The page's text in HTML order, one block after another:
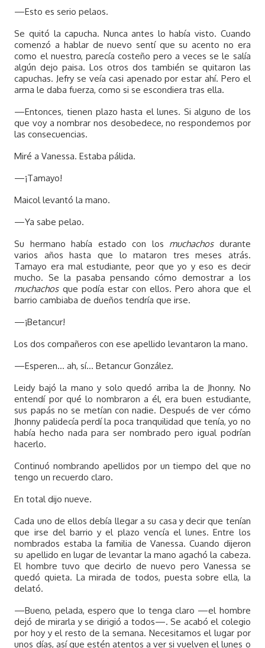
—Esto es serio pelaos.
Se quitó la capucha. Nunca antes lo había visto. Cuando
comenzó a hablar de nuevo sentí que su acento no era
como el nuestro, parecía costeño pero a veces se le salía
algún dejo paisa. Los otros dos también se quitaron las
capuchas. Jefry se veía casi apenado por estar ahí. Pero el
arma le daba fuerza, como si se escondiera tras ella.
—Entonces, tienen plazo hasta el lunes. Si alguno de los
que voy a nombrar nos desobedece, no respondemos por
las consecuencias.
Miré a Vanessa. Estaba pálida.
—¡Tamayo!
Maicol levantó la mano.
—Ya sabe pelao.
Su hermano había estado con los muchachosdurante
varios años hasta que lo mataron tres meses atrás.
Tamayo era mal estudiante, peor que yo y eso es decir
mucho. Se la pasaba pensando cómo demostrar a los
muchachosque podía estar con ellos. Pero ahora que el
barrio cambiaba de dueños tendría que irse.
—¡Betancur!
Los dos compañeros con ese apellido levantaron la mano.
—Esperen… ah, sí… Betancur González.
Leidy bajó la mano y solo quedó arriba la de Jhonny. No
entendí por qué lo nombraron a él, era buen estudiante,
sus papás no se metían con nadie. Después de ver cómo
Jhonny palidecía perdí la poca tranquilidad que tenía, yo no
había hecho nada para ser nombrado pero igual podrían
hacerlo.
Continuó nombrando apellidos por un tiempo del que no
tengo un recuerdo claro.
En total dijo nueve.
Cada uno de ellos debía llegar a su casa y decir que tenían
que irse del barrio y el plazo vencía el lunes. Entre los
nombrados estaba la familia de Vanessa. Cuando dijeron
su apellido en lugar de levantar la mano agachó la cabeza.
El hombre tuvo que decirlo de nuevo pero Vanessa se
quedó quieta. La mirada de todos, puesta sobre ella, la
delató.
—Bueno, pelada, espero que lo tenga claro —el hombre
dejó de mirarla y se dirigió a todos—. Se acabó el colegio
por hoy y el resto de la semana. Necesitamos el lugar por
unos días, así que estén atentos a ver si vuelven el lunes o